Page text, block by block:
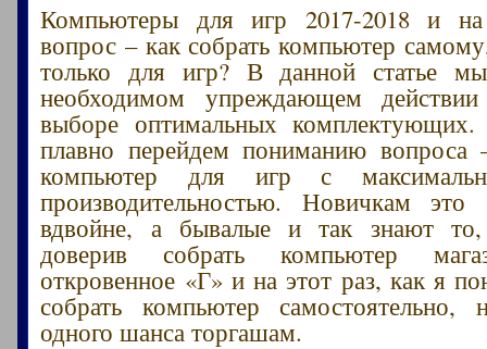
Компьютеры для игр 2017-2018 и на
вопрос – как собрать компьютер
только для игр? В данной статье
необходимом упреждающем
выборе оптимальных
плавно перейдем пониманию вопроса
компьютер для игр с
производительностью. Новичкам это
вдвойне, а бывалые и так знают
доверив собрать компьютер
откровенное «Г» и на этот раз, как я
собрать компьютер самостоятельно,
одного шанса торгашам.